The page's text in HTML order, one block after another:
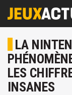
LA
LES
INSANES